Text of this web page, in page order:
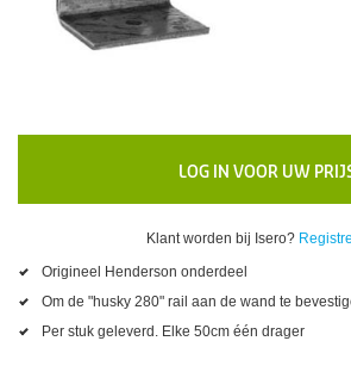
LOG IN VOOR UW
Klant worden bij Isero?
Origineel Henderson onderdeel
Om de "husky 280" rail aan de wand te
Per stuk geleverd. Elke 50cm één drager